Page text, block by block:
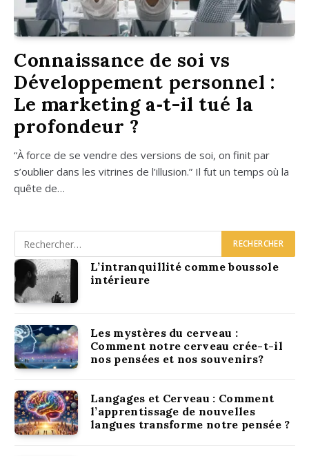
Connaissance de soi vs
Développement personnel :
Le marketing a‑t-il tué la
profondeur ?
“À force de se vendre des ver­sions de soi, on finit par
s’oublier dans les vitrines de l’illusion.” Il fut un temps où la
quête de…
L’intranquillité comme boussole
intérieure
Les mystères du cerveau :
Comment notre cerveau crée-t-il
nos pensées et nos souvenirs?
Langages et Cerveau : Comment
l’apprentissage de nouvelles
langues transforme notre pensée ?